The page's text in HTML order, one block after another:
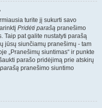
turite jį sukurti savo
Pridėti parašą pranešimo
Taip pat galite nustatyti parašą
jūsų siunčiamų pranešimų - tam
„Pranešimų siuntimas“ ir punkte
parašo pridėjimą prie atskirų
pranešimo siuntimo